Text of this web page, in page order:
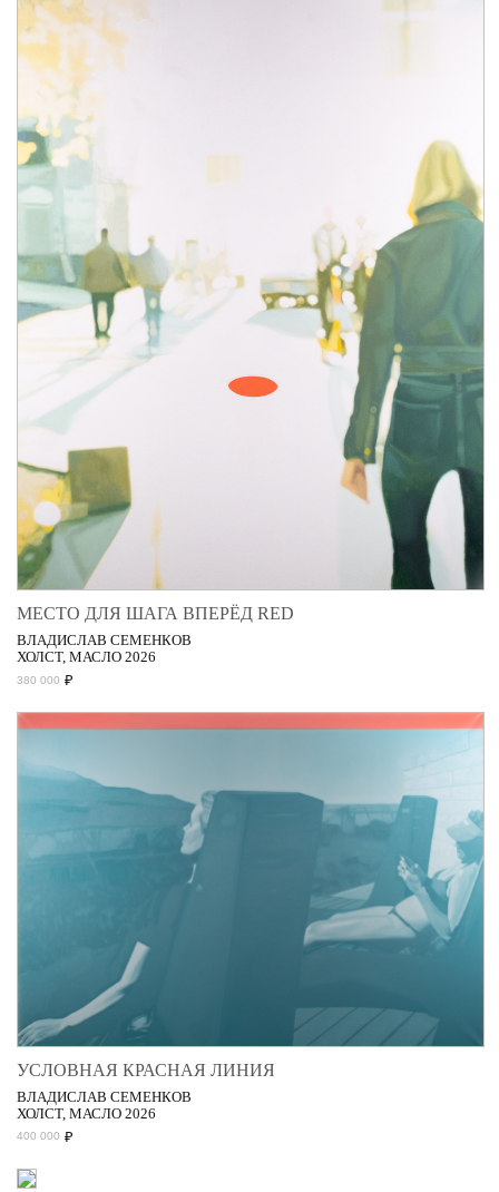
МЕСТО ДЛЯ ШАГА ВПЕРЁД RED
ВЛАДИСЛАВ СЕМЕНКОВ
ХОЛСТ, МАСЛО 2026
380 000 ₽
УСЛОВНАЯ КРАСНАЯ ЛИНИЯ
ВЛАДИСЛАВ СЕМЕНКОВ
ХОЛСТ, МАСЛО 2026
400 000 ₽